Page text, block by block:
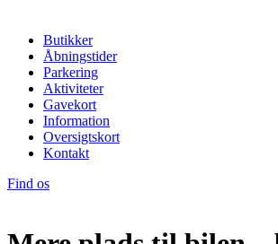
Butikker
Åbningstider
Parkering
Aktiviteter
Gavekort
Information
Oversigtskort
Kontakt
Find os